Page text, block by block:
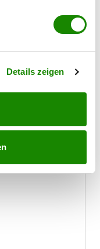
identifizieren
Daten
Details zeigen